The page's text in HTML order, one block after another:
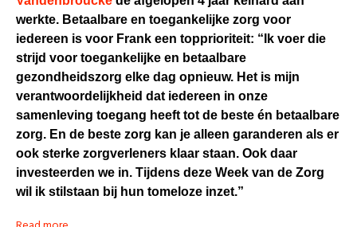
werkte. Betaalbare en toegankelijke zorg voor
iedereen is voor Frank een topprioriteit: “Ik voer die
strijd voor toegankelijke en betaalbare
gezondheidszorg elke dag opnieuw. Het is mijn
verantwoordelijkheid dat iedereen in onze
samenleving toegang heeft tot de beste én betaalbare
zorg. En de beste zorg kan je alleen garanderen als er
ook sterke zorgverleners klaar staan. Ook daar
investeerden we in. Tijdens deze Week van de Zorg
wil ik stilstaan bij hun tomeloze inzet.”